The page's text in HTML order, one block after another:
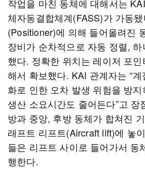
작업을 마친 동체에 대해서는
체자동결합체계(FASS)가 가동
(Positioner)에 의해 들어올려진
장비가 순차적으로 자동 정렬,
했다. 정확한 위치는 레이저 포
해서 확보했다. KAI 관계자는 “
화로 인한 오차 발생 위험을 방
생산 소요시간도 줄어든다”고 장
방과 중앙, 후방 동체가 합쳐진
래프트 리프트(Aircraft lift)에 놓
들은 리프트 사이로 들어가서 동
행한다.